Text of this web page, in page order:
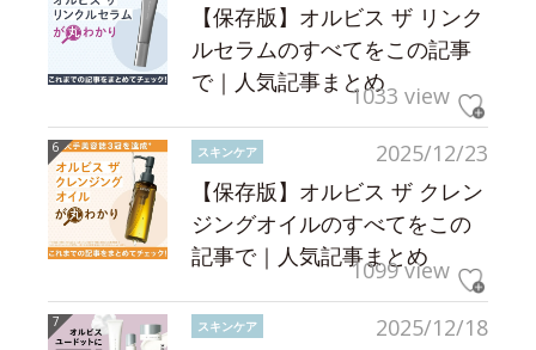
【保存版】オルビス ザ リンク
ルセラムのすべてをこの記事
で｜人気記事まとめ1033 view
2025/12/23
スキンケア
【保存版】オルビス ザ クレン
ジングオイルのすべてをこの
記事で｜人気記事まとめ
1099 view
2025/12/18
スキンケア